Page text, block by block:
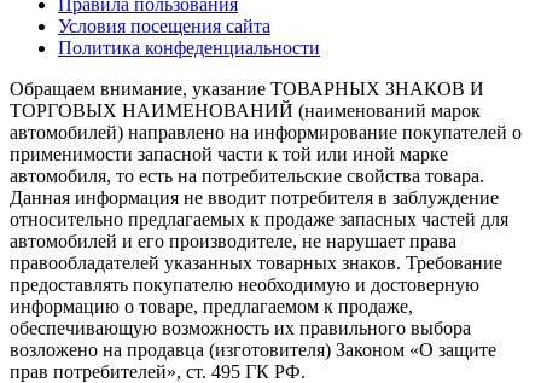
Условия посещения сайта
Политика конфеденциальности
Обращаем внимание, указание ТОВАРНЫХ ЗНАКОВ И
ТОРГОВЫХ НАИМЕНОВАНИЙ (наименований марок
автомобилей) направлено на информирование покупателей о
применимости запасной части к той или иной марке
автомобиля, то есть на потребительские свойства товара.
Данная информация не вводит потребителя в заблуждение
относительно предлагаемых к продаже запасных частей для
автомобилей и его производителе, не нарушает права
правообладателей указанных товарных знаков. Требование
предоставлять покупателю необходимую и достоверную
информацию о товаре, предлагаемом к продаже,
обеспечивающую возможность их правильного выбора
возложено на продавца (изготовителя) Законом «О защите
прав потребителей», ст. 495 ГК РФ.